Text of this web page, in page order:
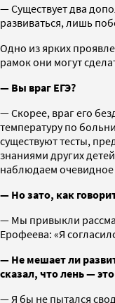
— Существует два
развиваться, лишь
Одно из ярких
рамок они могут
— Вы враг ЕГЭ?
— Скорее, враг его
температуру по
существуют тесты,
знаниями других
наблюдаем очевидное
— Но зато, как
— Мы привыкли
Ерофеева: «Я
— Не мешает ли
сказал, что лень —
— Я бы не пытался